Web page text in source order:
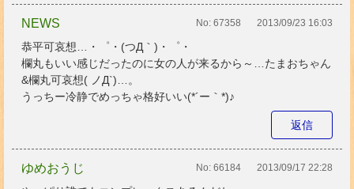
NEWS No: 67358 2013/09/23 16:03
恭平可哀想…・゜・(つД｀)・゜・
欄丸もいい感じだったのに女の人が来るから～…たまおちゃん
&欄丸可哀想( ノД`)…。
うっちー冷静でめっちゃ格好いい(*´ー｀*)♪
返信
ゆめおうじ No: 66184 2013/09/17 22:28